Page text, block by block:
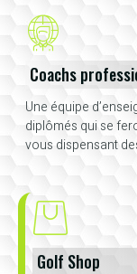
Coachs
Une équipe
diplômés qui se
vous dispensant
Golf Shop